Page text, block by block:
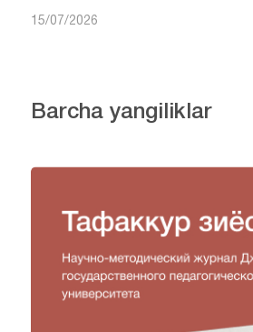
15/07/2026
Barcha yangiliklar